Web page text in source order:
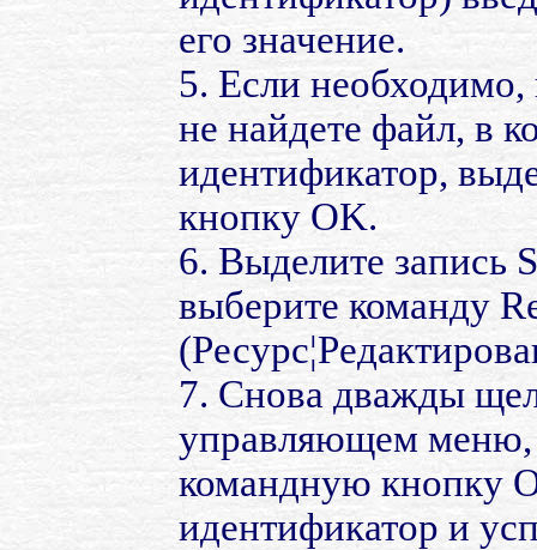
его значение.
5. Если
не найдете файл, в
идентификатор,
кнопку OK.
6. Выделите запись
выберите команду
7. Снова дважды
управляющем меню,
командную кнопку
идентификатор и